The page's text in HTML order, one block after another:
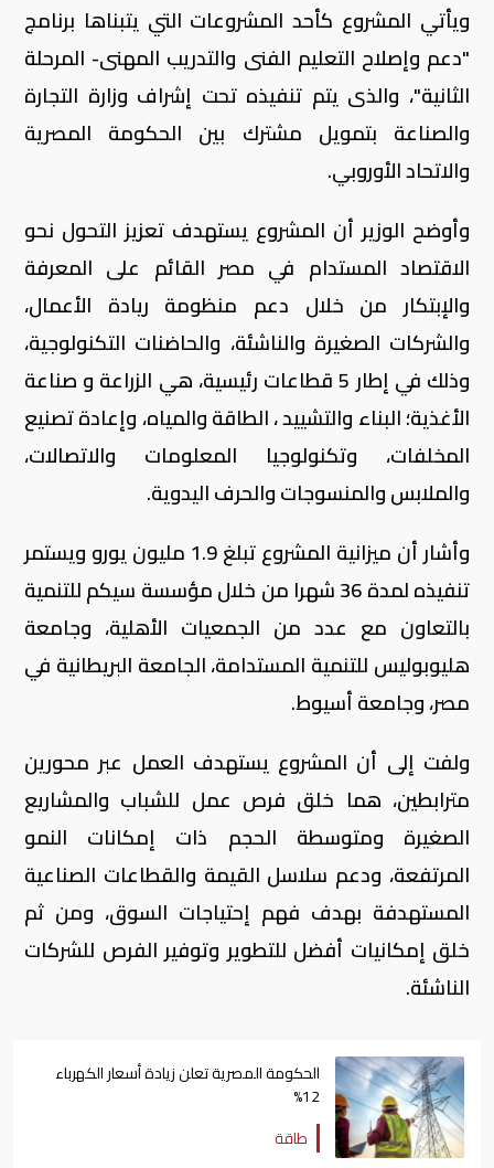
ويأتي المشروع كأحد المشروعات التي يتبناها برنامج
"دعم وإصلاح التعليم الفنى والتدريب المهنى- المرحلة
الثانية"، والذى يتم تنفيذه تحت إشراف وزارة التجارة
والصناعة بتمويل مشترك بين الحكومة المصرية
والاتحاد الأوروبي.
وأوضح الوزير أن المشروع يستهدف تعزیز التحول نحو
الاقتصاد المستدام في مصر القائم على المعرفة
والإبتكار من خلال دعم منظومة ریادة الأعمال،
والشركات الصغیرة والناشئة، والحاضنات التكنولوجية،
وذلك في إطار 5 قطاعات رئيسية، هي الزراعة و صناعة
الأغذیة؛ البناء والتشیید ، الطاقة والمیاه، وإعادة تصنیع
المخلفات، وتكنولوجیا المعلومات والاتصالات،
والملابس والمنسوجات والحرف الیدویة.
وأشار أن ميزانية المشروع تبلغ 1.9 مليون يورو ويستمر
تنفيذه لمدة 36 شهرا من خلال مؤسسة سیكم للتنمیة
بالتعاون مع عدد من الجمعيات الأهلية، وجامعة
هليوبوليس للتنمیة المستدامة، الجامعة البریطانیة في
مصر، وجامعة أسیوط.
ولفت إلى أن المشروع يستهدف العمل عبر محورين
مترابطين، هما خلق فرص عمل للشباب والمشاریع
الصغیرة ومتوسطة الحجم ذات إمكانات النمو
المرتفعة، ودعم سلاسل القیمة والقطاعات الصناعیة
المستهدفة بهدف فهم إحتياجات السوق، ومن ثم
خلق إمكانیات أفضل للتطویر وتوفیر الفرص للشركات
الناشئة.
الحكومة المصرية تعلن زيادة أسعار الكهرباء
12%
طاقة